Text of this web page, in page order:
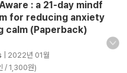
: a 21-day mindf
for reducing anxiety
calm (Paperback)
2022년 01월
/ 1,300원)